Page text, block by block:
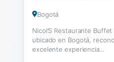
Bogotá
Nicol’S Restaurante
ubicado en Bogotá,
excelente experiencia...